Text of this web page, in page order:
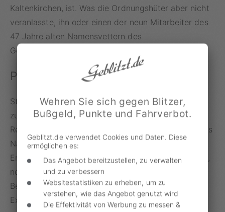
Kaltenkirchen, ist. Was die Ordnungshüter aber nicht
veranlasste, ihn oder einen der neun Mitarbeiter des
47 Jahre alten Namensvettern des
Geschwindigkeitsverstoßes zu verdächtigen.
Polizei ermittelt auf google.de
Stattdessen beschränkten sich die Ermittlungen der
zuständigen Polizistin auf eine kurze Google-
Recherche, wahrscheinlich mithilfe einer Eingabe des
Namens. Die Suchmaschine spuckte einige
Ergebnisse zu dem Nachnamen in Kaltenkirchen aus,
noch mehr aber in Zusammenhang mit der Stadt
Berlin. Der zu Unrecht beschuldigte Kreuzberger ist
Experte für Verteidigungspolitik und entsprechend
Wehren Sie sich gegen Blitzer,
Bußgeld, Punkte und Fahrverbot.
Geblitzt.de verwendet Cookies und Daten. Diese
ermöglichen es:
Das Angebot bereitzustellen, zu verwalten
und zu verbessern
Websitestatistiken zu erheben, um zu
verstehen, wie das Angebot genutzt wird
Die Effektivität von Werbung zu messen &